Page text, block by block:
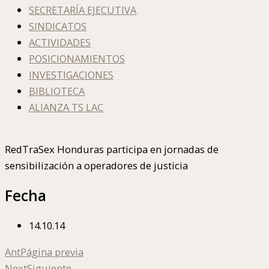
SECRETARÍA EJECUTIVA
SINDICATOS
ACTIVIDADES
POSICIONAMIENTOS
INVESTIGACIONES
BIBLIOTECA
ALIANZA TS LAC
RedTraSex Honduras participa en jornadas de
sensibilización a operadores de justicia
Fecha
14.10.14
AntPágina previa